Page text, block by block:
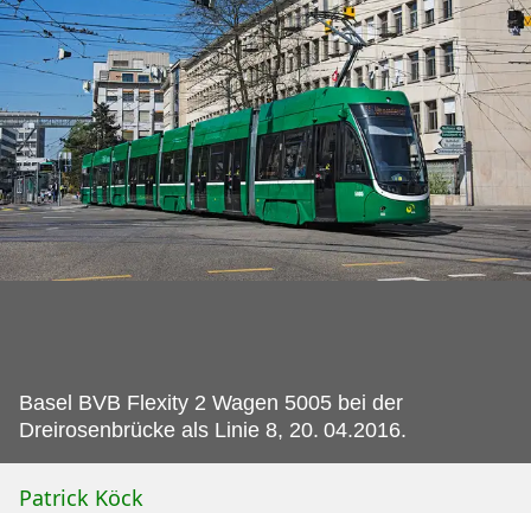
Basel BVB Flexity 2 Wagen 5005 bei der
Dreirosenbrücke als Linie 8, 20. 04.2016.
Patrick Köck